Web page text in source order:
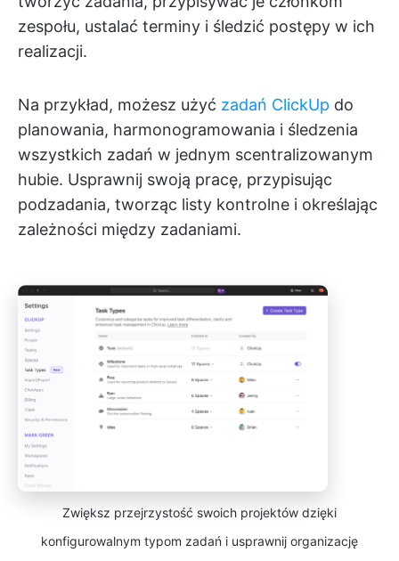
zespołu, ustalać terminy i śledzić postępy w ich
realizacji.
Na przykład, możesz użyć zadań ClickUp do
planowania, harmonogramowania i śledzenia
wszystkich zadań w jednym scentralizowanym
hubie. Usprawnij swoją pracę, przypisując
podzadania, tworząc listy kontrolne i określając
zależności między zadaniami.
Zwiększ przejrzystość swoich projektów dzięki
konfigurowalnym typom zadań i usprawnij organizację